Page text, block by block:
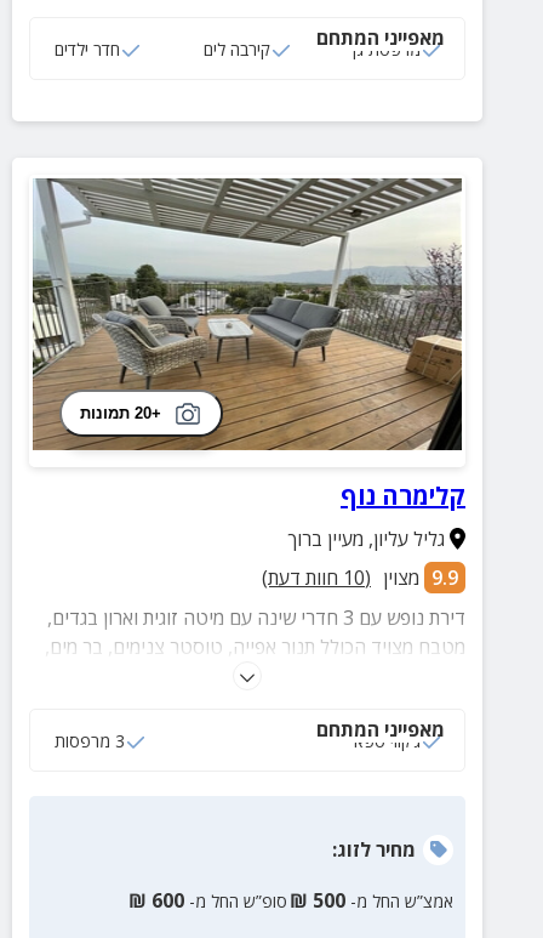
מאפייני המתחם
מרפסת גן קירבה לים חדר ילדים
+20 תמונות
קלימרה נוף
גליל עליון, מעיין ברוך
9.9 מצוין (
10 חוות דעת)
דירת נופש עם 3 חדרי שינה עם מיטה זוגית וארון בגדים,
מטבח מצויד הכולל תנור אפייה, טוסטר צנימים, בר מים,
מקרר גדול, כיריים אינדוקציה, מיקרוגל, כלי בישול, כלי
מאפייני המתחם
ג‘קוזי ספא 3 מרפסות
מחירלזוג:
אמצ”ש החל מ- 500
₪ סופ”ש החל מ- 600
₪